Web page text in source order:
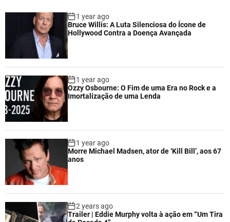
1 year ago
Bruce Willis: A Luta Silenciosa do Ícone de
Hollywood Contra a Doença Avançada
1 year ago
Ozzy Osbourne: O Fim de uma Era no Rock e a
Imortalização de uma Lenda
1 year ago
Morre Michael Madsen, ator de ‘Kill Bill’, aos 67
anos
2 years ago
Trailer | Eddie Murphy volta à ação em “Um Tira